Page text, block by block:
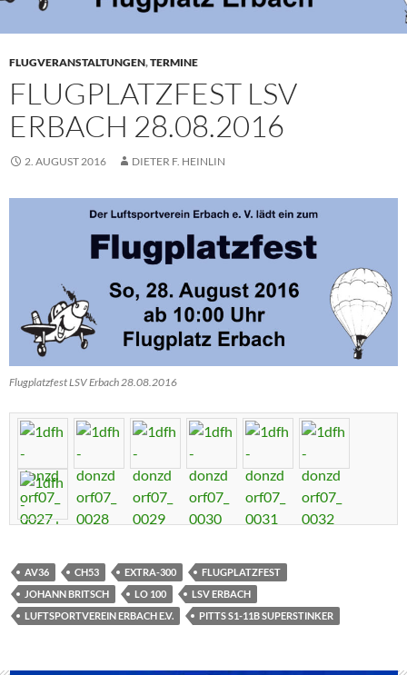
FLUGVERANSTALTUNGEN,TERMINE
FLUGPLATZFEST LSV
ERBACH 28.08.2016
2. AUGUST 2016 DIETER F. HEINLIN
Flugplatzfest LSV Erbach 28.08.2016
AV36 CH53 EXTRA-300
FLUGPLATZFEST
JOHANN BRITSCH
LO 100
LSV ERBACH
LUFTSPORTVEREIN ERBACH E.V.
PITTS S1-11B SUPERSTINKER